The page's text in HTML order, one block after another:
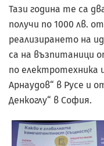
Тази година те са
получи по 1000 лв.
реализирането на
са на възпитаници
по електротехника
Арнаудов“ в Русе и
Денкоглу“ в София.